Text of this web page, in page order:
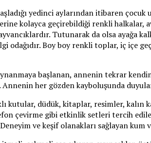
yedinci aylarından itibaren çocuk
kolayca geçirebildiği renkli halkalar,
Tutunarak da olsa ayağa
odağıdır. Boy boy renkli toplar, iç
başlanan, annenin tekrar
Annenin her gözden kayboluşunda
kutular, düdük, kitaplar, resimler,
çevirme gibi etkinlik setleri tercih
ve keşif olanakları sağlayan